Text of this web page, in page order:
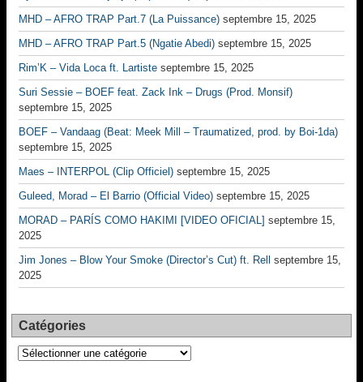
MHD – AFRO TRAP Part.7 (La Puissance) septembre 15, 2025
MHD – AFRO TRAP Part.5 (Ngatie Abedi) septembre 15, 2025
Rim’K – Vida Loca ft. Lartiste septembre 15, 2025
Suri Sessie – BOEF feat. Zack Ink – Drugs (Prod. Monsif)
septembre 15, 2025
BOEF – Vandaag (Beat: Meek Mill – Traumatized, prod. by Boi-1da)
septembre 15, 2025
Maes – INTERPOL (Clip Officiel) septembre 15, 2025
Guleed, Morad – El Barrio (Official Video) septembre 15, 2025
MORAD – PARÍS COMO HAKIMI [VIDEO OFICIAL] septembre 15,
2025
Jim Jones – Blow Your Smoke (Director’s Cut) ft. Rell
septembre 15,
2025
Catégories
Catégories